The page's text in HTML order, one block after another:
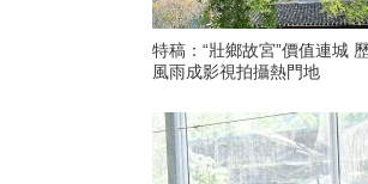
特稿：“壯鄉故宮”價值連城
風雨成影視拍攝熱門地